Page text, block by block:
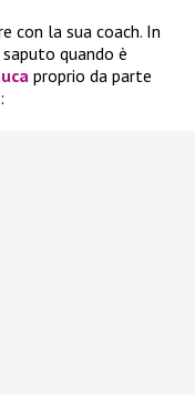
con la sua coach. In
quando è
proprio da parte